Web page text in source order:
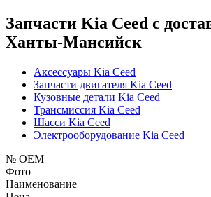
Запчасти Kia Ceed с
Ханты-Мансийск
Аксессуары Kia Ceed
Запчасти двигателя Kia Ceed
Кузовные детали Kia Ceed
Трансмиссия Kia Ceed
Шасси Kia Ceed
Электрооборудование Kia Ceed
№ OEM
Фото
Наименование